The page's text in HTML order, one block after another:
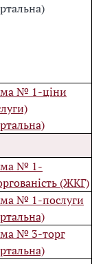
№ 1-ціни
№ 1-
(ЖКГ)
№ 1-послуги
№ 3-торг